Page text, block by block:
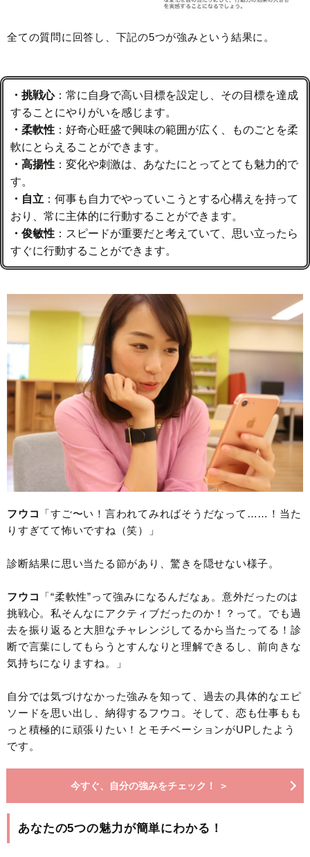
全ての質問に回答し、下記の5つが強みという結果に。
・挑戦心：常に自身で高い目標を設定し、その目標を達成
することにやりがいを感じます。
・柔軟性 ：好奇心旺盛で興味の範囲が広く、ものごとを柔
軟にとらえることができます。
・高揚性 ：変化や刺激は、あなたにとってとても魅力的で
す。
・自立 ：何事も自力でやっていこうとする心構えを持って
おり、常に主体的に行動することができます。
・俊敏性 ：スピードが重要だと考えていて、思い立ったら
すぐに行動することができます。
フウコ
「すご〜い！言われてみればそうだなって……！当た
りすぎてて怖いですね（笑）」
診断結果に思い当たる節があり、驚きを隠せない様子。
フウコ
「“柔軟性”って強みになるんだなぁ。意外だったのは
挑戦心。私そんなにアクティブだったのか！？って。でも過
去を振り返ると大胆なチャレンジしてるから当たってる！診
断で言葉にしてもらうとすんなりと理解できるし、前向きな
気持ちになりますね。」
自分では気づけなかった強みを知って、過去の具体的なエピ
ソードを思い出し、納得するフウコ。そして、恋も仕事もも
っと積極的に頑張りたい！とモチベーションがUPしたよう
です。
今すぐ、自分の強みをチェック！ ＞
あなたの5つの魅力が簡単にわかる！